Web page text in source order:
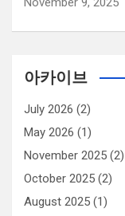
아카이브
July 2026 (2)
May 2026 (1)
November 2025 (2)
October 2025 (2)
August 2025 (1)